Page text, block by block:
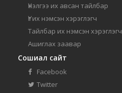
Үнэлгээ их авсан тайлбар
Үг их нэмсэн хэрэглэгч
Тайлбар их нэмсэн хэрэглэгч
Ашиглах заавар
Сошиал сайт
Facebook
Twitter